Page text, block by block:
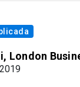
London